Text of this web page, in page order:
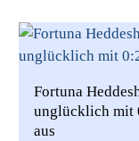
Fortuna
unglücklich mit
aus